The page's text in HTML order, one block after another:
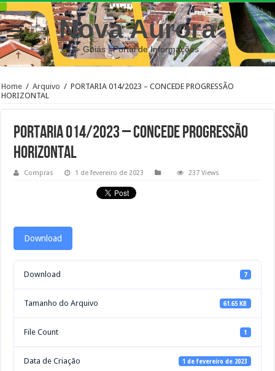
Nova Aurora
– Goiás | Portal de Informações
Home / Arquivo / PORTARIA 014/2023 – CONCEDE PROGRESSÃO
HORIZONTAL
PORTARIA 014/2023 – CONCEDE PROGRESSÃO
HORIZONTAL
Compras 1 de fevereiro de 2023 237 Views
Download
Download 7
Tamanho do Arquivo 61.65 KB
File Count 1
Data de Criação 1 de fevereiro de 2023